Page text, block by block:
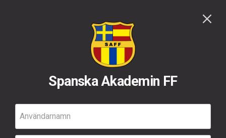
Spanska Akademin FF
Användarnamn